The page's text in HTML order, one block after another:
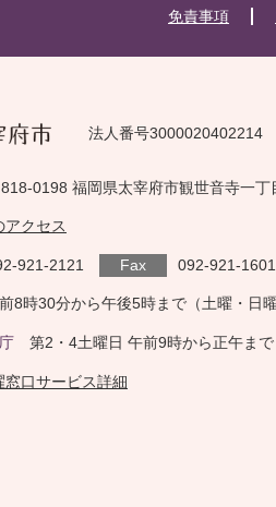
免責事項
法人番号3000020402214
0198 福岡県太宰府市観世音寺一丁
アクセス
921-2121 Fax 092-921-1601
8時30分から午後5時まで（土曜・日
第2・4土曜日 午前9時から正午ま
窓口サービス詳細